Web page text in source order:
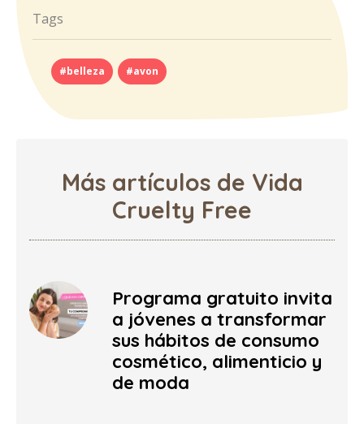
Tags
#belleza #avon
Más artículos de Vida
Cruelty Free
Programa gratuito invita
a jóvenes a transformar
sus hábitos de consumo
cosmético, alimenticio y
de moda